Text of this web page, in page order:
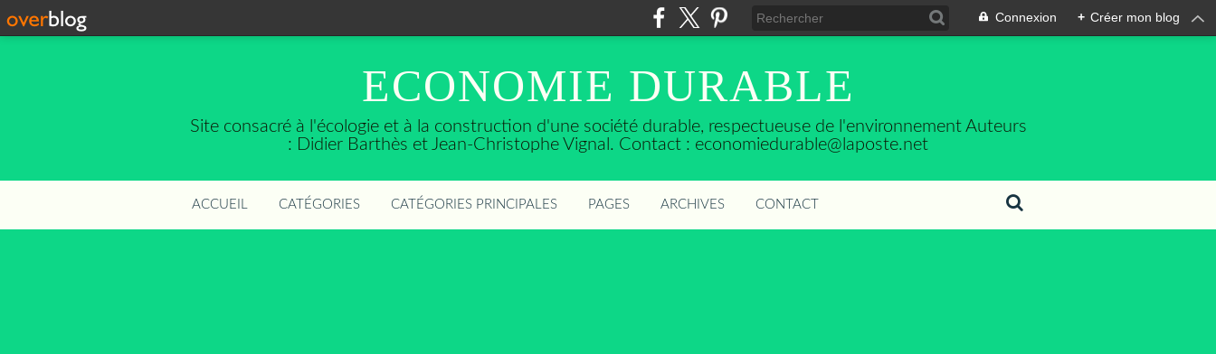
Connexion + Créer mon blog
ECONOMIE DURABLE
Site consacré à l'écologie et à la construction d'une société durable, respectueuse de l'environnement Auteurs
: Didier Barthès et Jean-Christophe Vignal. Contact : economiedurable@laposte.net
ACCUEIL CATÉGORIES CATÉGORIES PRINCIPALES PAGES ARCHIVES CONTACT